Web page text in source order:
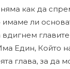
как да
имаме ли
главите
Един, Който
глава, за да